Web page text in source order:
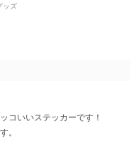
ッズ
コいいステッカーです！
。